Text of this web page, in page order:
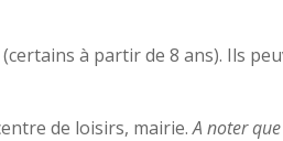
(certains à partir de 8 ans). Ils
de loisirs, mairie.A noter